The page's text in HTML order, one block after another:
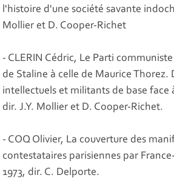
l'histoire d'une société savante
Mollier et D. Cooper-Richet
- CLERIN Cédric, Le Parti
de Staline à celle de Maurice Thorez.
intellectuels et militants de base face
dir. J.Y. Mollier et D. Cooper-Richet.
- COQ Olivier, La couverture des
contestataires parisiennes par
1973, dir. C. Delporte.